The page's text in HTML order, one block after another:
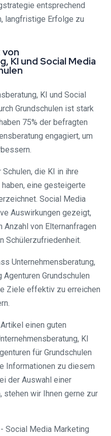
entsprechend
langfristige Erfolge zu
KI und Social Media
KI und Social
Grundschulen ist stark
75% der befragten
engagiert, um
Schulen, die KI in ihre
eine gesteigerte
Social Media
Auswirkungen gezeigt,
von Elternanfragen
Schülerzufriedenheit.
Unternehmensberatung,
Grundschulen
Ziele effektiv zu erreichen
einen guten
KI
für Grundschulen
Informationen zu diesem
der Auswahl einer
stehen wir Ihnen gerne zur